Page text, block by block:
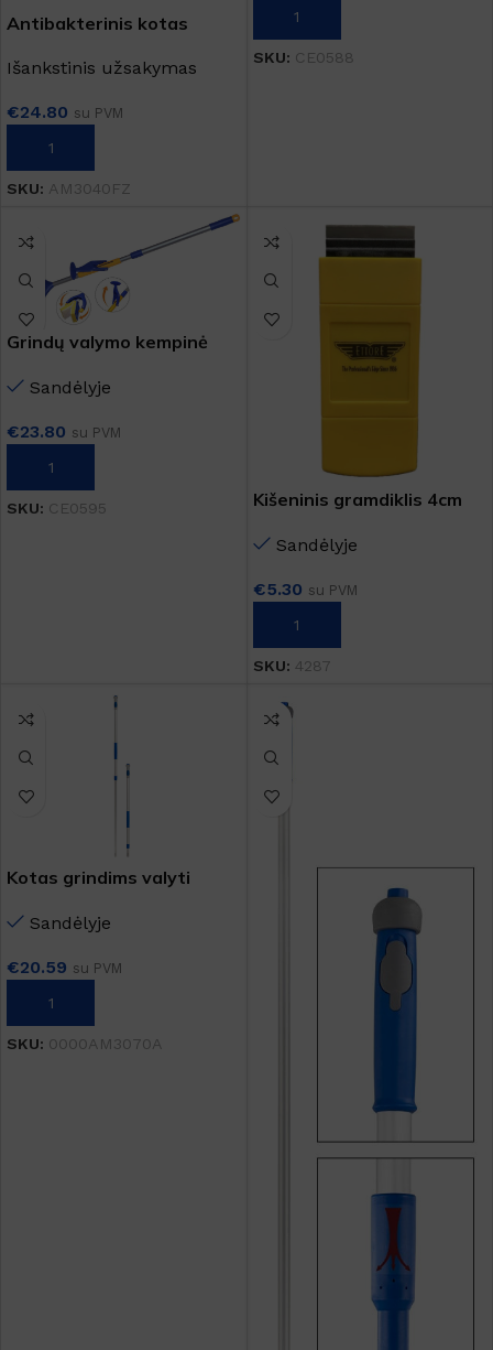
Antibakterinis kotas
Išankstinis užsakymas
€24.80 su PVM
Į KREPŠELĮ
SKU: AM3040FZ
Į KREPŠELĮ
SKU: CE0588
Grindų valymo kempinė
Sandėlyje
€23.80 su PVM
Į KREPŠELĮ
SKU: CE0595 Kišeninis gramdiklis 4cm
Sandėlyje
€5.30 su PVM
Į KREPŠELĮ
SKU: 4287
Kotas grindims valyti
Sandėlyje
€20.59 su PVM
Į KREPŠELĮ
SKU: 0000AM3070A